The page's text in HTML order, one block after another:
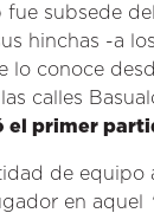
fue subsede del
hinchas -a
lo conoce
calles
el primer
de
en aquel